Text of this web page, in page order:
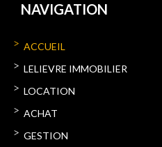
NAVIGATION
ACCUEIL
LELIEVRE IMMOBILIER
LOCATION
ACHAT
GESTION